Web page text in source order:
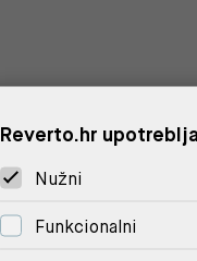
Reverto.hr
Nužni
Funkcionalni